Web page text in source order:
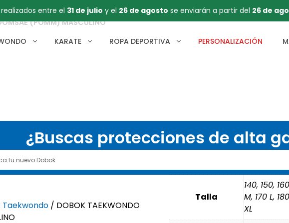
entre el 31 de julio y el 26 de agosto se enviarán a partir del 26 de
KARATE ROPA DEPORTIVA PERSONALIZACIÓN
¿Buscas protecciones de alta
Taekwondo / DOBOK TAEKWONDO
Talla
140, 150, 160
M, 170 L, 180
XL
(POMM) MASCULINO